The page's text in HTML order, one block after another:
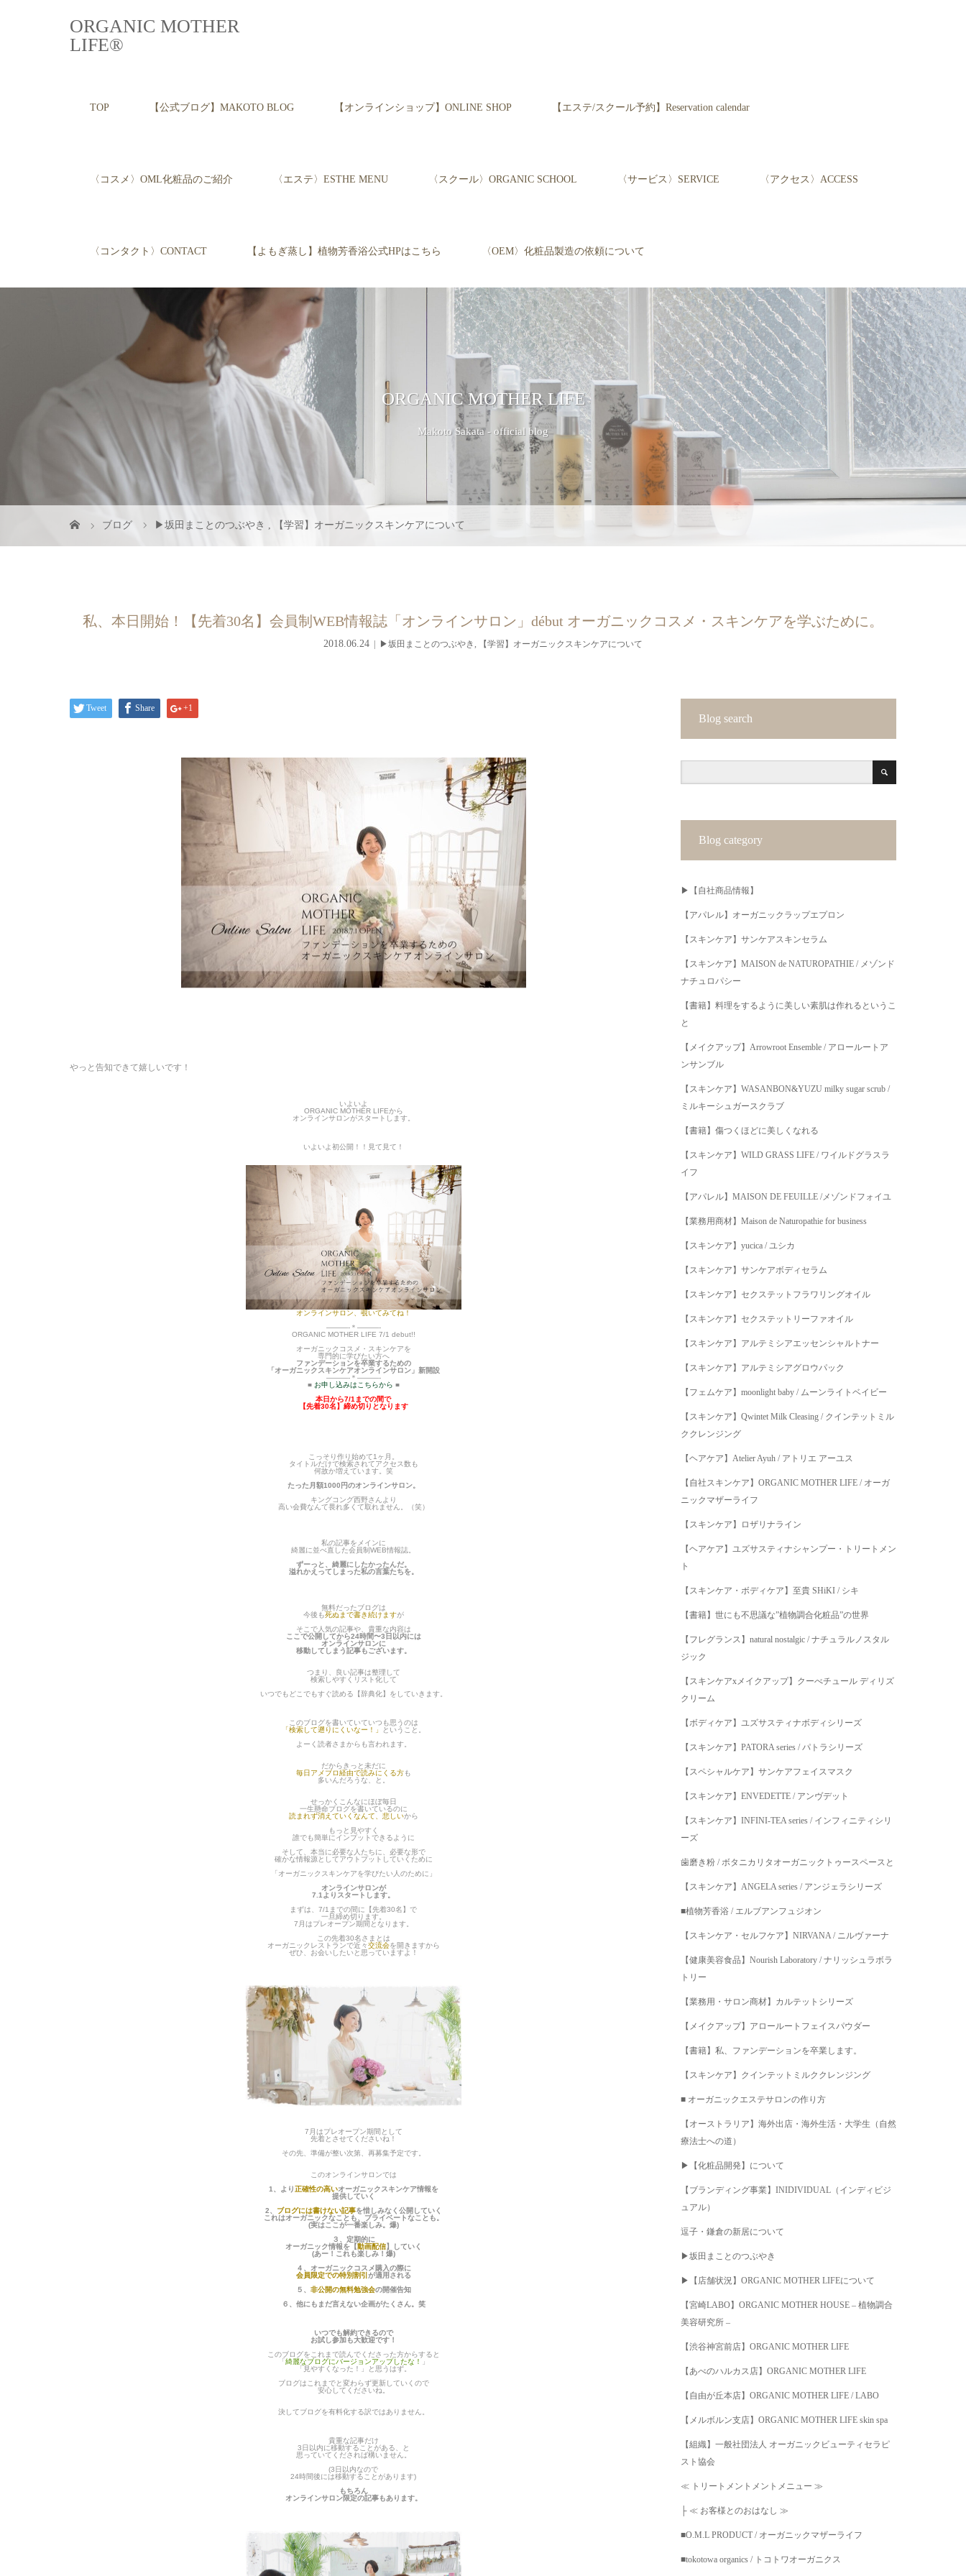
ORGANIC MOTHER
LIFE®︎
TOP 【公式ブログ】MAKOTO BLOG 【オンラインショップ】ONLINE SHOP 【エステ/スクール予約】Reservation calendar
〈コスメ〉OML化粧品のご紹介 〈エステ〉ESTHE MENU 〈スクール〉ORGANIC SCHOOL 〈サービス〉SERVICE 〈アクセス〉ACCESS
〈コンタクト〉CONTACT 【よもぎ蒸し】植物芳香浴公式HPはこちら 〈OEM〉化粧品製造の依頼について
ORGANIC MOTHER LIFE
Makoto Sakata - official blog
ブログ ▶︎坂田まことのつぶやき , 【学習】オーガニックスキンケアについて
私、本日開始！【先着30名】会員制WEB情報誌「オンラインサロン」début オーガニックコスメ・スキンケアを学ぶために。
2018.06.24 ▶︎坂田まことのつぶやき 【学習】オーガニックスキンケアについて
Tweet Share +1
やっと告知できて嬉しいです！
いよいよ
ORGANIC MOTHER LIFEから
オンラインサロンがスタートします。
いよいよ初公開！！見て見て！
オンラインサロン、覗いてみてね！
———-＊———-
ORGANIC MOTHER LIFE 7/1 debut!!
オーガニックコスメ・スキンケアを
専門的に学びたい方へ
ファンデーションを卒業するための
「オーガニックスキンケアオンラインサロン」新開設
———-＊———-
■ お申し込みはこちらから ■
本日から7/1までの間で
【先着30名】締め切りとなります
こっそり作り始めて1ヶ月。
タイトルだけで検索されてアクセス数も
何故か増えています。笑
たった月額1000円のオンラインサロン。
キングコング西野さんより
高い会費なんて畏れ多くて取れません。（笑）
私の記事をメインに
綺麗に並べ直した会員制WEB情報誌。
ずーっと、綺麗にしたかったんだ。
溢れかえってしまった私の言葉たちを。
無料だったブログは
今後も死ぬまで書き続けますが
そこで人気の記事や、貴重な内容は
ここで公開してから24時間〜3日以内には
オンラインサロンに
移動してしまう記事もございます。
つまり、良い記事は整理して
検索しやすくリスト化して
いつでもどこでもすぐ読める【辞典化】をしていきます。
このブログを書いていていつも思うのは
「検索して遡りにくいなー！」
ということ。
よーく読者さまからも言われます。
だからきっと未だに
毎日アメブロ経由で読みにくる方も
多いんだろうな、と。
せっかくこんなにほぼ毎日
一生懸命ブログを書いているのに
読まれず消えていくなんて、悲しいから
もっと見やすく
誰でも簡単にインプットできるように
そして、本当に必要な人たちに、必要な形で
確かな情報源としてアウトプットしていくために
「オーガニックスキンケアを学びたい人のために」
オンラインサロンが
7.1よりスタートします。
まずは、7/1までの間に【先着30名】で
一旦締め切ります。
7月はプレオープン期間となります。
この先着30名さまとは
オーガニックレストランで近々交流会を開きますから
ぜひ、お会いしたいと思っていますよ！
7月はプレオープン期間として
先着とさせてくださいね！
その先、準備が整い次第、再募集予定です。
このオンラインサロンでは
1、より正確性の高いオーガニックスキンケア情報を
提供していく
2、 ブログには書けない記事を惜しみなく公開していく
これはオーガニックなことも、プライベートなことも。
(実はここが一番楽しみ。爆)
３、定期的に
オーガニック情報を【動画配信】していく
(あー！これも楽しみ！爆)
４、オーガニックコスメ購入の際に
会員限定での特別割引 が適用される
５、 非公開の無料勉強会の開催告知
６、他にもまだ言えない企画がたくさん。笑
いつでも解約できるので
お試し参加も大歓迎です！
このブログをこれまで読んでくださった方からすると
「綺麗なブログにバージョンアップしたな！
」
「見やすくなった！」と思うはず。
ブログはこれまでと変わらず更新していくので
安心してくださいね。
決してブログを有料化する訳ではありません。
貴重な記事だけ
3日以内に移動することがある、と
思っていてくだされば構いません。
(3日以内なので
24時間後には移動することがあります)
もちろん
オンラインサロン限定の記事もあります。
Blog search
Blog category
▶︎【自社商品情報】
【アパレル】オーガニックラップエプロン
【スキンケア】サンケアスキンセラム
【スキンケア】MAISON de NATUROPATHIE / メゾンド
ナチュロパシー
【書籍】料理をするように美しい素肌は作れるというこ
と
【メイクアップ】Arrowroot Ensemble / アロールートア
ンサンブル
【スキンケア】WASANBON&YUZU milky sugar scrub /
ミルキーシュガースクラブ
【書籍】傷つくほどに美しくなれる
【スキンケア】WILD GRASS LIFE / ワイルドグラスラ
イフ
【アパレル】MAISON DE FEUILLE /メゾンドフォイユ
【業務用商材】Maison de Naturopathie for business
【スキンケア】yucica / ユシカ
【スキンケア】サンケアボディセラム
【スキンケア】セクステットフラワリングオイル
【スキンケア】セクステットリーファオイル
【スキンケア】アルテミシアエッセンシャルトナー
【スキンケア】アルテミシアグロウパック
【フェムケア】moonlight baby / ムーンライトベイビー
【スキンケア】Qwintet Milk Cleasing / クインテットミル
ククレンジング
【ヘアケア】Atelier Ayuh / アトリエ アーユス
【自社スキンケア】ORGANIC MOTHER LIFE / オーガ
ニックマザーライフ
【スキンケア】ロザリナライン
【ヘアケア】ユズサスティナシャンプー・トリートメン
ト
【スキンケア・ボディケア】至貴 SHiKI / シキ
【書籍】世にも不思議な”植物調合化粧品”の世界
【フレグランス】natural nostalgic / ナチュラルノスタル
ジック
【スキンケアxメイクアップ】クーべチュール ディリズ
クリーム
【ボディケア】ユズサスティナボディシリーズ
【スキンケア】PATORA series / パトラシリーズ
【スペシャルケア】サンケアフェイスマスク
【スキンケア】ENVEDETTE / アンヴデット
【スキンケア】INFINI-TEA series / インフィニティシリ
ーズ
歯磨き粉 / ボタニカリタオーガニックトゥースペースと
【スキンケア】ANGELA series / アンジェラシリーズ
■植物芳香浴 / エルブアンフュジオン
【スキンケア・セルフケア】NIRVANA / ニルヴァーナ
【健康美容食品】Nourish Laboratory / ナリッシュラボラ
トリー
【業務用・サロン商材】カルテットシリーズ
【メイクアップ】アロールートフェイスパウダー
【書籍】私、ファンデーションを卒業します。
【スキンケア】クインテットミルククレンジング
■ オーガニックエステサロンの作り方
【オーストラリア】海外出店・海外生活・大学生（自然
療法士への道）
▶︎【化粧品開発】について
【ブランディング事業】INIDIVIDUAL（インディビジ
ュアル）
逗子・鎌倉の新居について
▶︎坂田まことのつぶやき
▶︎【店舗状況】ORGANIC MOTHER LIFEについて
【宮崎LABO】ORGANIC MOTHER HOUSE – 植物調合
美容研究所 –
【渋谷神宮前店】ORGANIC MOTHER LIFE
【あべのハルカス店】ORGANIC MOTHER LIFE
【自由が丘本店】ORGANIC MOTHER LIFE / LABO
【メルボルン支店】ORGANIC MOTHER LIFE skin spa
【組織】一般社団法人 オーガニックビューティセラピ
スト協会
≪ トリートメントメントメニュー ≫
├ ≪ お客様とのおはなし ≫
■O.M.L PRODUCT / オーガニックマザーライフ
■tokotowa organics / トコトワオーガニクス